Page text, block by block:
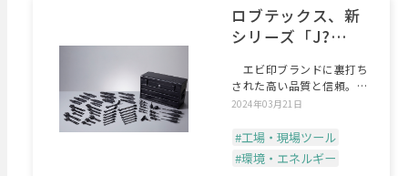
ロブテックス、新
シリーズ「J?
動エビ印ブランドに裏打ち
された高い品質と信頼。こ
れを余さずつぎ込み、「日
2024年03月21日
#工場・現場ツール
#環境・エネルギー